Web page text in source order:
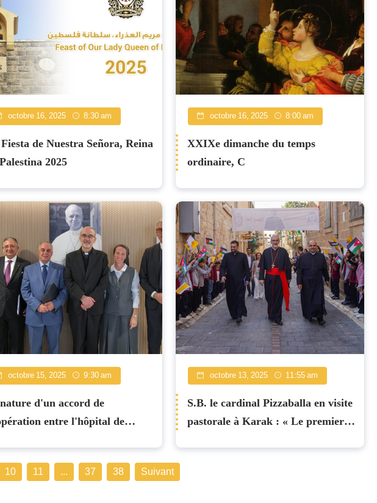
octobre 16, 2025 8:30 am
de Nuestra Señora, Reina
2025
octobre 16, 2025 8:00 am
XXIXe dimanche du temps
ordinaire, C
octobre 15, 2025 9:30 am
d'un accord de
entre l'hôpital de
octobre 13, 2025 11:55 am
S.B. le cardinal Pizzaballa en visite
pastorale à Karak : « Le premier
10 11 ... 37 38 Suivant